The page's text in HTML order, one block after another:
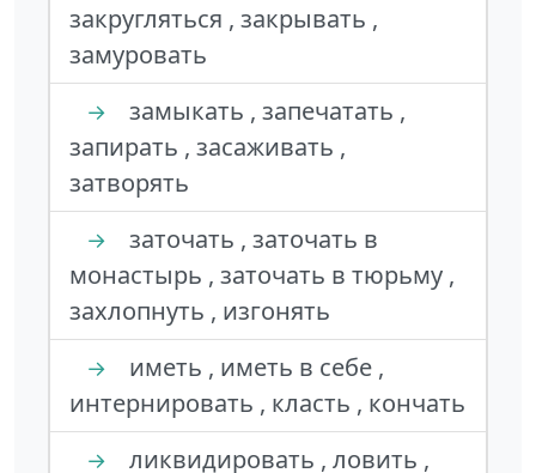
закругляться , закрывать ,
замуровать
→
замыкать , запечатать ,
запирать , засаживать ,
затворять
→
заточать , заточать в
монастырь , заточать в тюрьму ,
захлопнуть , изгонять
→
иметь , иметь в себе ,
интернировать , класть , кончать
→ ликвидировать , ловить ,